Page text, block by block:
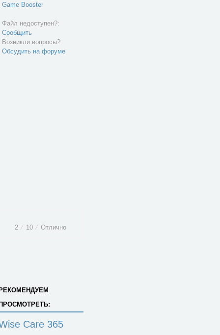
Game Booster
Файл недоступен?:
Сообщить
Возникли вопросы?:
Обсудить на форуме
2 ⁄ 10 ⁄ Отлично
Care 365